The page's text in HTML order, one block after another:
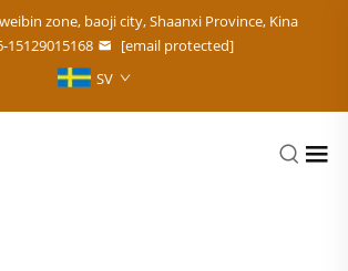
zone, baoji city, Shaanxi Province, Kina
15129015168
[email protected]
SV